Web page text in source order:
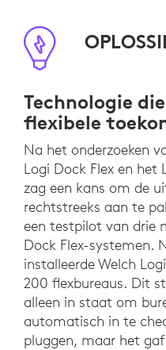
Technologie
flexibele
Na het onderzoeken
Logi Dock Flex en
zag een kans om de
rechtstreeks aan te
een testpilot van drie
Dock Flex-systemen.
installeerde Welch
200 flexbureaus. Dit
alleen in staat om
automatisch in te
pluggen, maar het